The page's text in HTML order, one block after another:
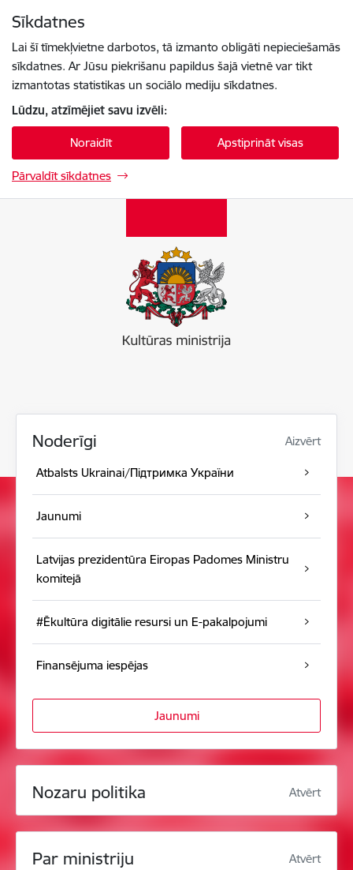
Sīkdatnes
Lai šī tīmekļvietne darbotos, tā izmanto obligāti nepieciešamās
sīkdatnes. Ar Jūsu piekrišanu papildus šajā vietnē var tikt
izmantotas statistikas un sociālo mediju sīkdatnes.
Lūdzu, atzīmējiet savu izvēli:
Noraidīt Apstiprināt visas
Pārvaldīt sīkdatnes
Noderīgi Aizvērt
Atbalsts Ukrainai/Підтримка України
Jaunumi
Latvijas prezidentūra Eiropas Padomes Ministru
komitejā
#Ēkultūra digitālie resursi un E-pakalpojumi
Finansējuma iespējas
Jaunumi
Nozaru politika Atvērt
Par ministriju Atvērt